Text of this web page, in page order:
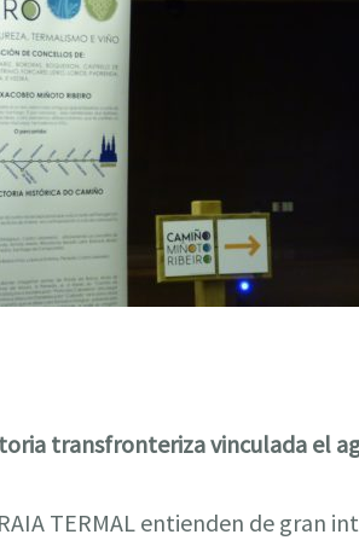
transfronteriza vinculada el
TERMAL entienden de gran